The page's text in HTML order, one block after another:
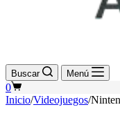
Buscar Menú
Shopping
cart
0
Inicio/Videojuegos/